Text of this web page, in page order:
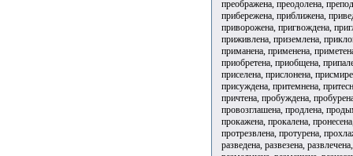
преображена, преодолена,
прибережена, приближена,
приворожена, пригвождена,
приживлена, приземлена,
приманена, применена,
приобретена, приобщена,
приселена, прислонена,
присуждена, притемнена,
причтена, пробуждена,
провозглашена, продлена,
прокажена, прокалена,
протрезвлена, протурена,
разведена, развезена,